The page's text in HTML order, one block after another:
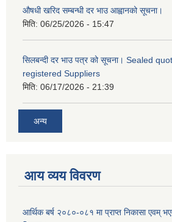
औषधी खरिद सम्बन्धी दर भाउ आह्वानको सूचना।
मिति: 06/25/2026 - 15:47
सिलबन्दी दर भाउ पत्र को सूचना। Sealed
registered Suppliers
मिति: 06/17/2026 - 21:39
अन्य
आय व्यय विवरण
आर्थिक बर्ष २०८०-०८१ मा प्राप्त निकासा एवम्